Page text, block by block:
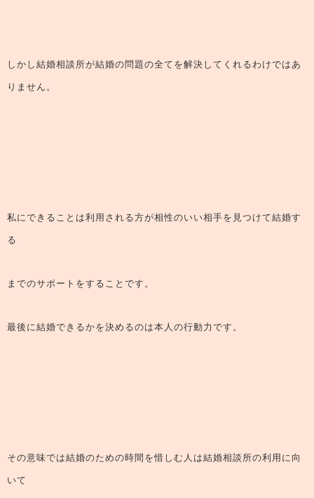
しかし結婚相談所が結婚の問題の全てを解決してくれるわけではあ
りません。
私にできることは利用される方が相性のいい相手を見つけて結婚す
る
までのサポートをすることです。
最後に結婚できるかを決めるのは本人の行動力です。
その意味では結婚のための時間を惜しむ人は結婚相談所の利用に向
いて